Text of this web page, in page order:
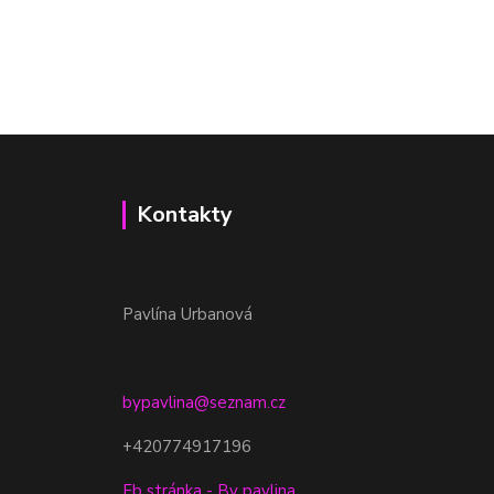
Kontakty
Pavlína Urbanová
bypavlina@seznam.cz
+420774917196